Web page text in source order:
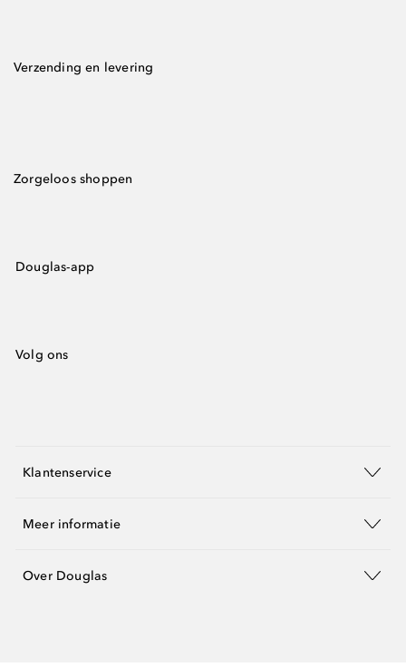
Verzending en levering
Zorgeloos shoppen
Douglas-app
Volg ons
Klantenservice
Meer informatie
Over Douglas